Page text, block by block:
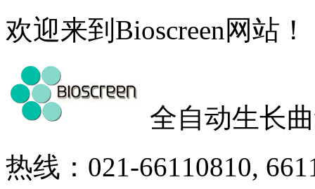
欢迎来到Bioscreen网站！
全自动生长
热线：021-66110810,